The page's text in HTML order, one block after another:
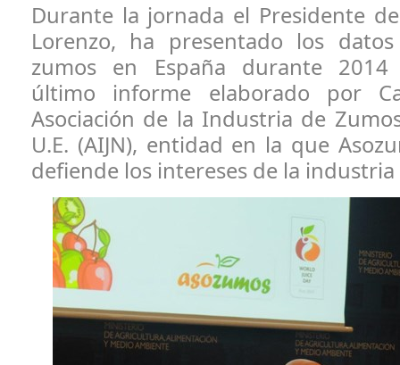
Durante la jornada el Presidente de
Lorenzo, ha presentado los
zumos en España durante 2014
último informe elaborado por
Asociación de la Industria de
U.E. (AIJN), entidad en la que
defiende los intereses de la industria